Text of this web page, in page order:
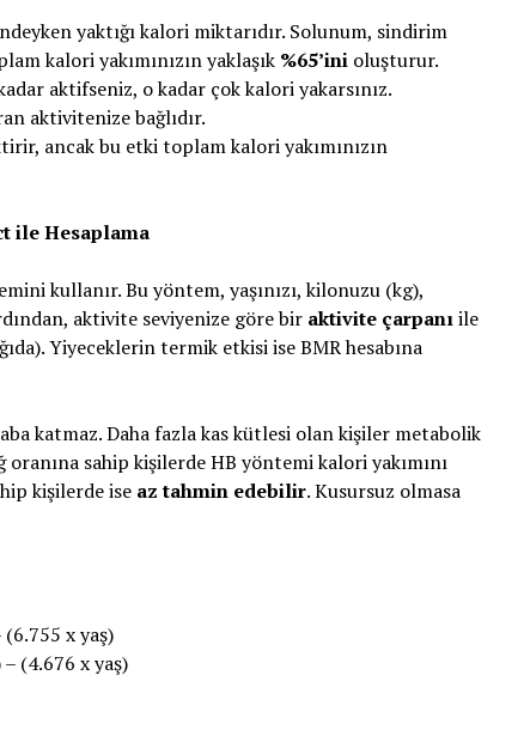
yaktığı kalori miktarıdır. Solunum, sindirim
kalori yakımınızın yaklaşık %65’inioluşturur.
aktifseniz, o kadar çok kalori yakarsınız.
aktivitenize bağlıdır.
ancak bu etki toplam kalori yakımınızın
ile Hesaplama
kullanır. Bu yöntem, yaşınızı, kilonuzu (kg),
aktivite seviyenize göre bir aktivite çarpanıile
Yiyeceklerin termik etkisi ise BMR hesabına
katmaz. Daha fazla kas kütlesi olan kişiler metabolik
sahip kişilerde HB yöntemi kalori yakımını
kişilerde ise az tahmin edebilir. Kusursuz olmasa
x yaş)
(4.676 x yaş)